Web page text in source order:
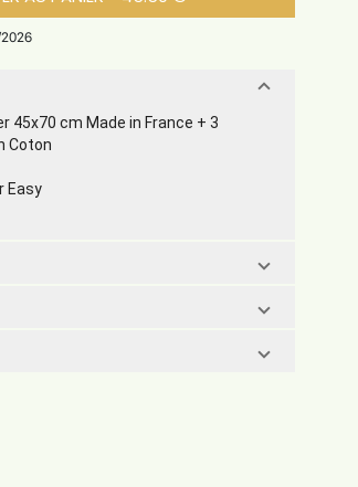
45x70 cm Made in France + 3
Coton
Easy